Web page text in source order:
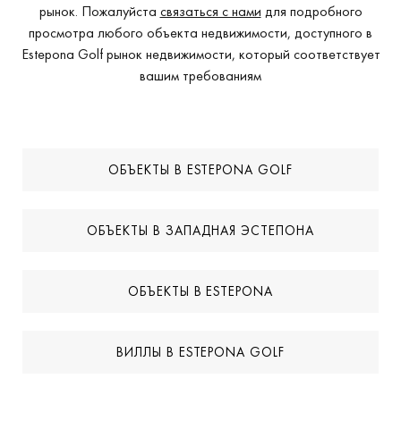
рынок. Пожалуйста связаться с нами для подробного
просмотра любого объекта недвижимости, доступного в
Estepona Golf рынок недвижимости, который соответствует
вашим требованиям
ОБЪЕКТЫ В ESTEPONA GOLF
ОБЪЕКТЫ В ЗАПАДНАЯ ЭСТЕПОНА
ОБЪЕКТЫ В ESTEPONA
ВИЛЛЫ В ESTEPONA GOLF